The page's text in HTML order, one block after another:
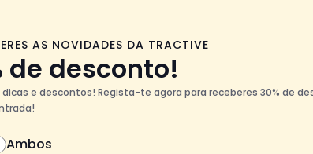
AS NOVIDADES DA TRACTIVE
de desconto!
e descontos! Regista-te agora para receberes 30% de
Ambos